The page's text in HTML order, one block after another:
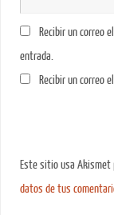
Recibir un correo
entrada.
Recibir un correo
Este sitio usa
datos de tus